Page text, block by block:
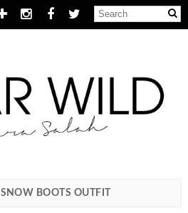
SNOW BOOTS OUTFIT